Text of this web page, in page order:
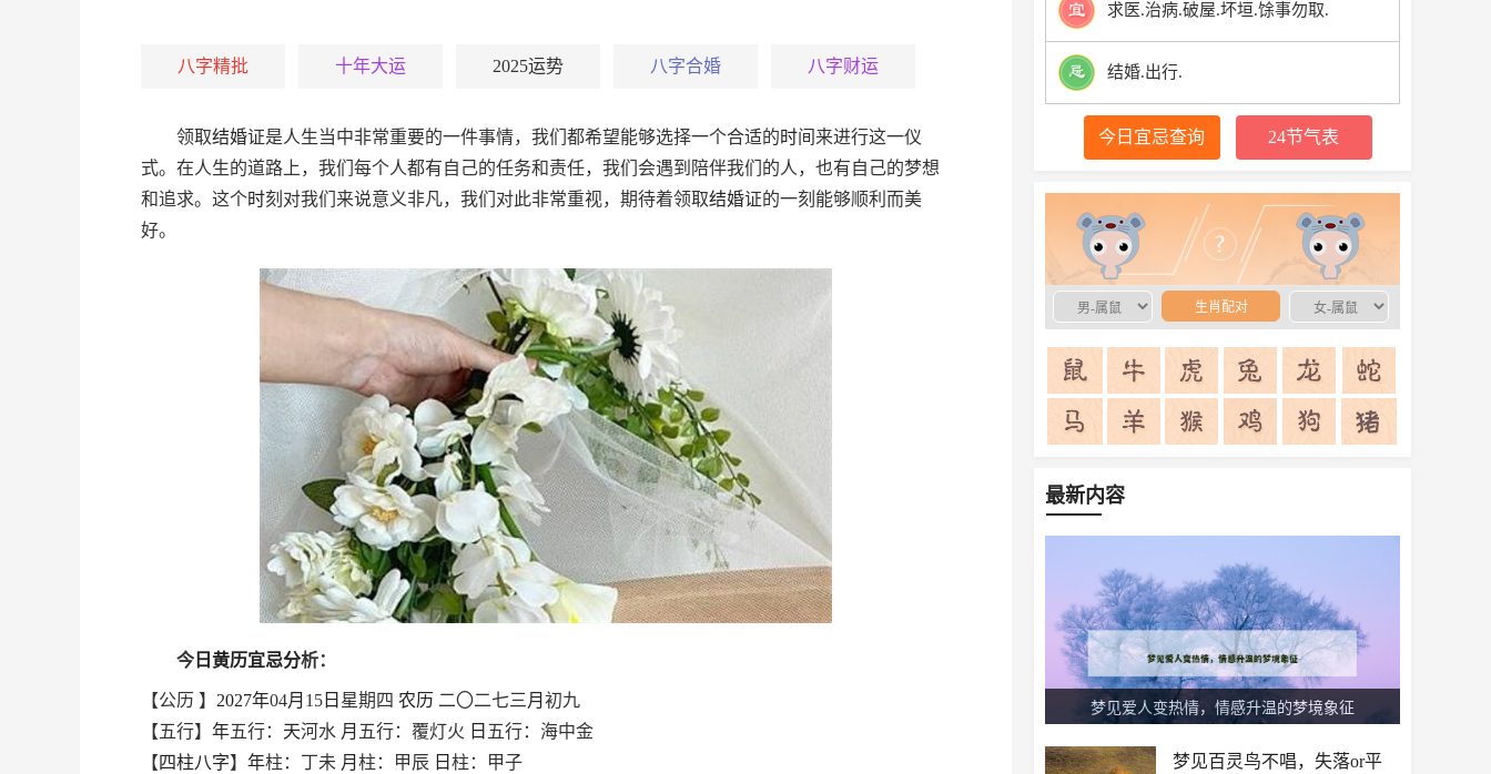
八字精批 十年大运 2025运势 八字合婚 八字财运
领取结婚证是人生当中非常重要的一件事情，我们都希望能够选择一个合适的时间来进行这一仪
式。在人生的道路上，我们每个人都有自己的任务和责任，我们会遇到陪伴我们的人，也有自己的梦想
和追求。这个时刻对我们来说意义非凡，我们对此非常重视，期待着领取结婚证的一刻能够顺利而美
好。
今 日 黄历宜忌分析：
【公历 】 2027年04月 15 日 星期四 农历 二〇二七三 月 初九
【五行】 年五行： 天河水 月 五行：覆灯火 日 五行：海中金
【四柱八字】 年柱：丁未 月 柱：甲辰 日 柱：甲子
求医.治病.破屋.坏垣.馀事勿取.
结婚.出行.
今日宜忌查询 24节气表
生肖配对
最新内容
梦见爱人变热情，情感升温的梦境象征
梦见百灵鸟不唱，失落or平